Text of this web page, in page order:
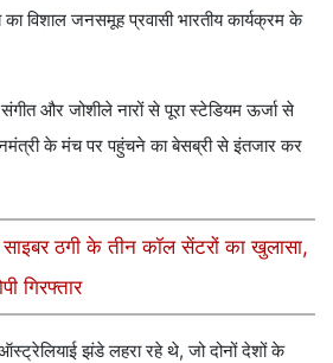
विशाल जनसमूह प्रवासी भारतीय कार्यक्रम के
और जोशीले नारों से पूरा स्टेडियम ऊर्जा से
के मंच पर पहुंचने का बेसब्री से इंतजार कर
ठगी के तीन कॉल सेंटरों का खुलासा,
गिरफ्तार
झंडे लहरा रहे थे, जो दोनों देशों के